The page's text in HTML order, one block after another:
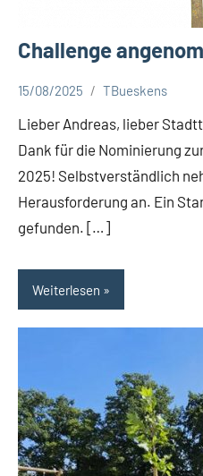
Challenge
15/08/2025 TBueskens
Lieber Andreas, lieber
Dank für die Nominierung
2025! Selbstverständlich
Herausforderung an. Ein
gefunden. […]
Weiterlesen